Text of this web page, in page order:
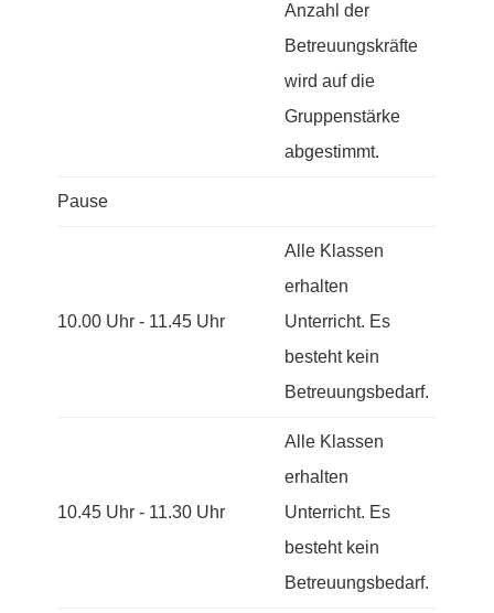
Anzahl der
Betreuungskräfte
wird auf die
Gruppenstärke
abgestimmt.
Pause
10.00 Uhr - 11.45 Uhr
Alle Klassen
erhalten
Unterricht. Es
besteht kein
Betreuungsbedarf.
10.45 Uhr - 11.30 Uhr
Alle Klassen
erhalten
Unterricht. Es
besteht kein
Betreuungsbedarf.